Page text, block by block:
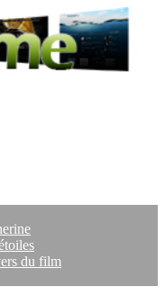
du film